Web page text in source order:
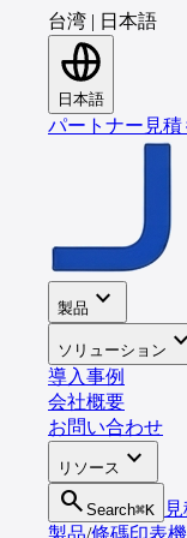
台湾 | 日本語
日本語
パートナー 見
製品 expand_more
ソリューション expand_more
導入事例
会社概要
お問い合わせ
リソース expand_more
search Search⌘K
製品/條碼印表機